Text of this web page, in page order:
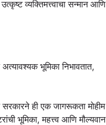
व्यक्तिमत्त्वाचा सन्मान आणि
भूमिका निभावतात,
सरकारने ही एक जागरूकता मोहीम
भूमिका, महत्त्व आणि मौल्यवान